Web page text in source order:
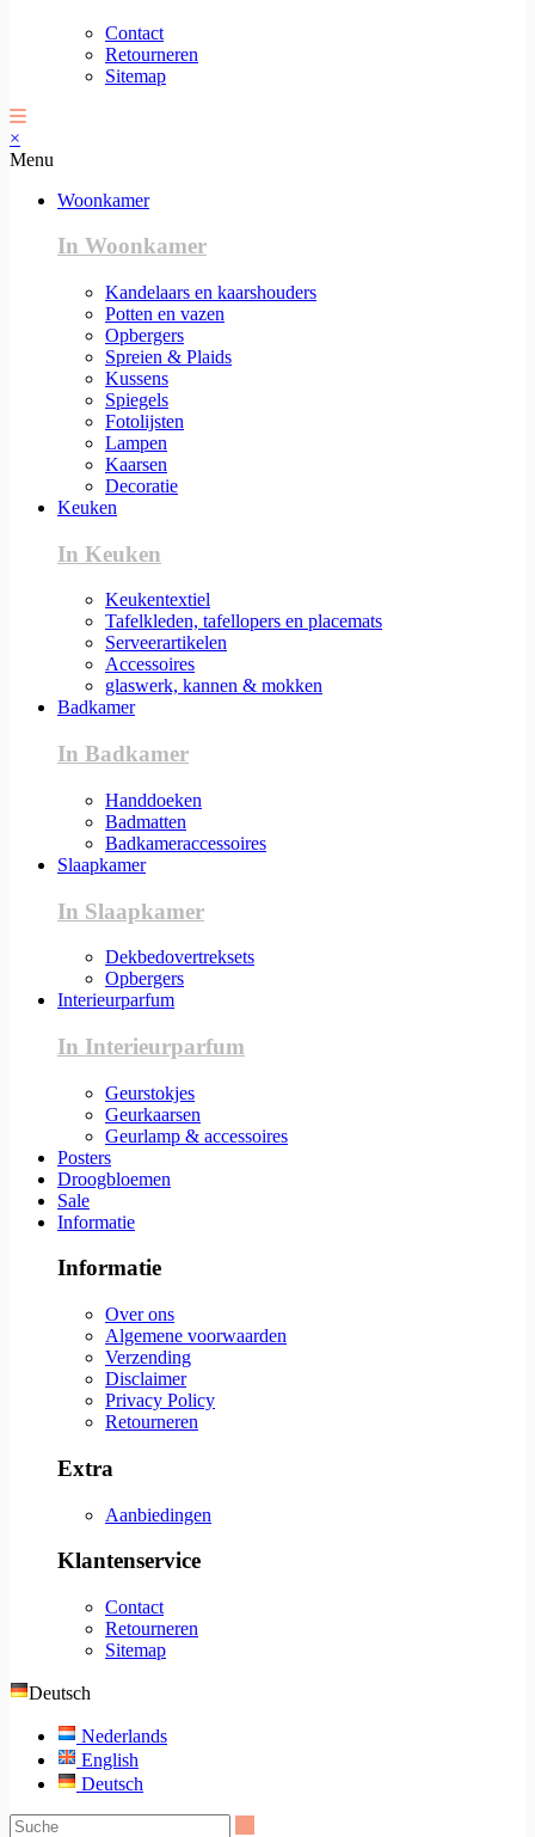
Contact
Retourneren
Sitemap
×
Menu
Woonkamer
In Woonkamer
Kandelaars en kaarshouders
Potten en vazen
Opbergers
Spreien & Plaids
Kussens
Spiegels
Fotolijsten
Lampen
Kaarsen
Decoratie
Keuken
In Keuken
Keukentextiel
Tafelkleden, tafellopers en placemats
Serveerartikelen
Accessoires
glaswerk, kannen & mokken
Badkamer
In Badkamer
Handdoeken
Badmatten
Badkameraccessoires
Slaapkamer
In Slaapkamer
Dekbedovertreksets
Opbergers
Interieurparfum
In Interieurparfum
Geurstokjes
Geurkaarsen
Geurlamp & accessoires
Posters
Droogbloemen
Sale
Informatie
Informatie
Over ons
Algemene voorwaarden
Verzending
Disclaimer
Privacy Policy
Retourneren
Extra
Aanbiedingen
Klantenservice
Contact
Retourneren
Sitemap
Deutsch
Nederlands
English
Deutsch